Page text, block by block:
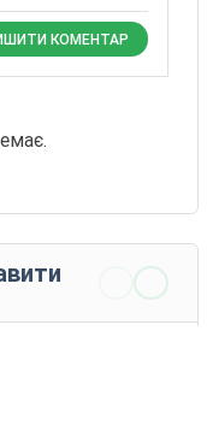
КОМЕНТАР